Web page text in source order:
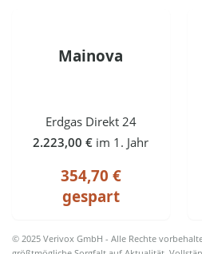
Mainova
Erdgas Direkt 24
2.223,00 € im 1. Jahr
354,70 €
gespart
© 2025 Verivox GmbH - Alle Rechte